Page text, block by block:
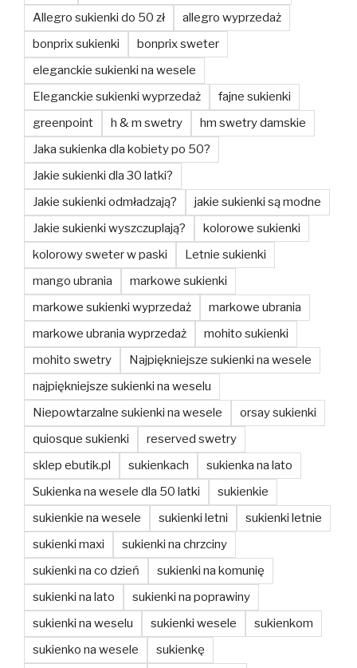
Allegro sukienki do 50 zł
allegro wyprzedaż
bonprix sukienki
bonprix sweter
eleganckie sukienki na wesele
Eleganckie sukienki wyprzedaż
fajne sukienki
greenpoint
h & m swetry
hm swetry damskie
Jaka sukienka dla kobiety po 50?
Jakie sukienki dla 30 latki?
Jakie sukienki odmładzają?
jakie sukienki są modne
Jakie sukienki wyszczuplają?
kolorowe sukienki
kolorowy sweter w paski
Letnie sukienki
mango ubrania
markowe sukienki
markowe sukienki wyprzedaż
markowe ubrania
markowe ubrania wyprzedaż
mohito sukienki
mohito swetry
Najpiękniejsze sukienki na wesele
najpiękniejsze sukienki na weselu
Niepowtarzalne sukienki na wesele
orsay sukienki
quiosque sukienki
reserved swetry
sklep ebutik.pl
sukienkach
sukienka na lato
Sukienka na wesele dla 50 latki
sukienkie
sukienkie na wesele
sukienki letni
sukienki letnie
sukienki maxi
sukienki na chrzciny
sukienki na co dzień
sukienki na komunię
sukienki na lato
sukienki na poprawiny
sukienki na weselu
sukienki wesele
sukienkom
sukienko na wesele
sukienkę